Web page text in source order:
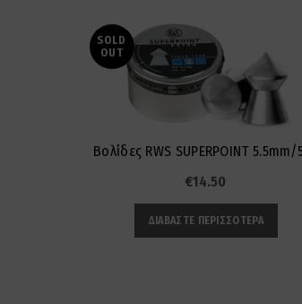
SOLD
OUT
Βολίδες RWS SUPERPOINT 5.5mm/
€14.50
ΔΙΑΒΆΣΤΕ ΠΕΡΙΣΣΌΤΕΡΑ